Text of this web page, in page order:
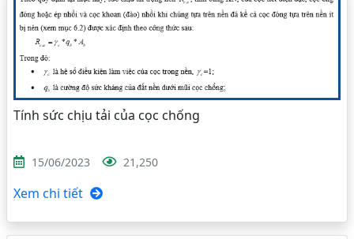
Tính sức chịu tải của cọc chống
15/06/2023 21,250
Xem chi tiết